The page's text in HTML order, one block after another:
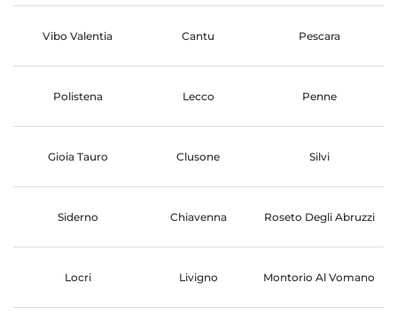
Vibo Valentia Cantu Pescara
Polistena Lecco Penne
Gioia Tauro Clusone Silvi
Siderno Chiavenna Roseto Degli Abruzzi
Locri Livigno Montorio Al Vomano